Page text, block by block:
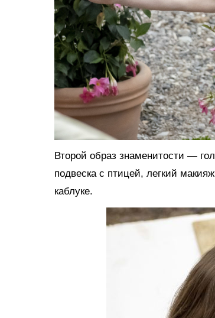
Второй образ знаменитости —
подвеска с птицей, легкий
каблуке.